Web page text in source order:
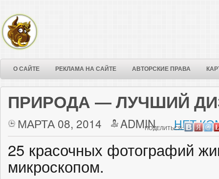
О САЙТЕ РЕКЛАМА НА САЙТЕ АВТОРСКИЕ ПРАВА
ПРИРОДА — ЛУЧШИЙ
МАРТА 08, 2014 ADMIN НЕТ
ПОДЕЛИТЬСЯ:
25 красочных фотографий
микроскопом.